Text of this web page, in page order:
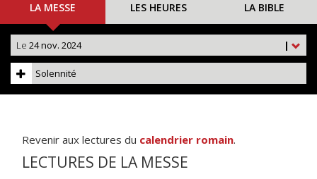
LA MESSE LES HEURES LA BIBLE
|
Le 24 nov. 2024
Solennité
Revenir aux lectures du calendrier romain.
LECTURES DE LA MESSE